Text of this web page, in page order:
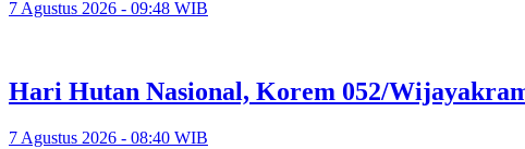
7 Agustus 2026 - 09:48 WIB
Hari Hutan Nasional, Korem 052/
7 Agustus 2026 - 08:40 WIB